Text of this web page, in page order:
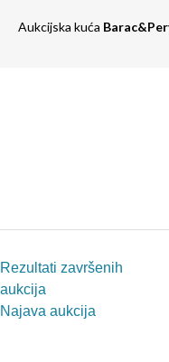
Aukcijska kuća
Rezultati završenih
aukcija
Najava aukcija